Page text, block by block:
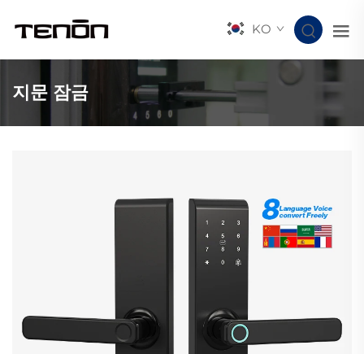
KO
지문 잠금